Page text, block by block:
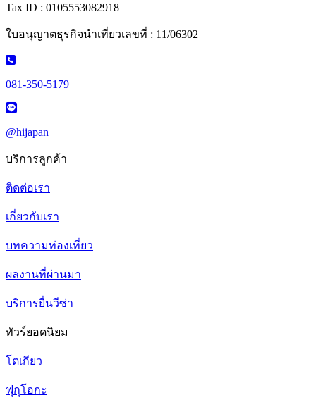
Tax ID : 0105553082918
ใบอนุญาตธุรกิจนำเที่ยวเลขที่ : 11/06302
081-350-5179
@hijapan
บริการลูกค้า
ติดต่อเรา
เกี่ยวกับเรา
บทความท่องเที่ยว
ผลงานที่ผ่านมา
บริการยื่นวีซ่า
ทัวร์ยอดนิยม
โตเกียว
ฟุกุโอกะ